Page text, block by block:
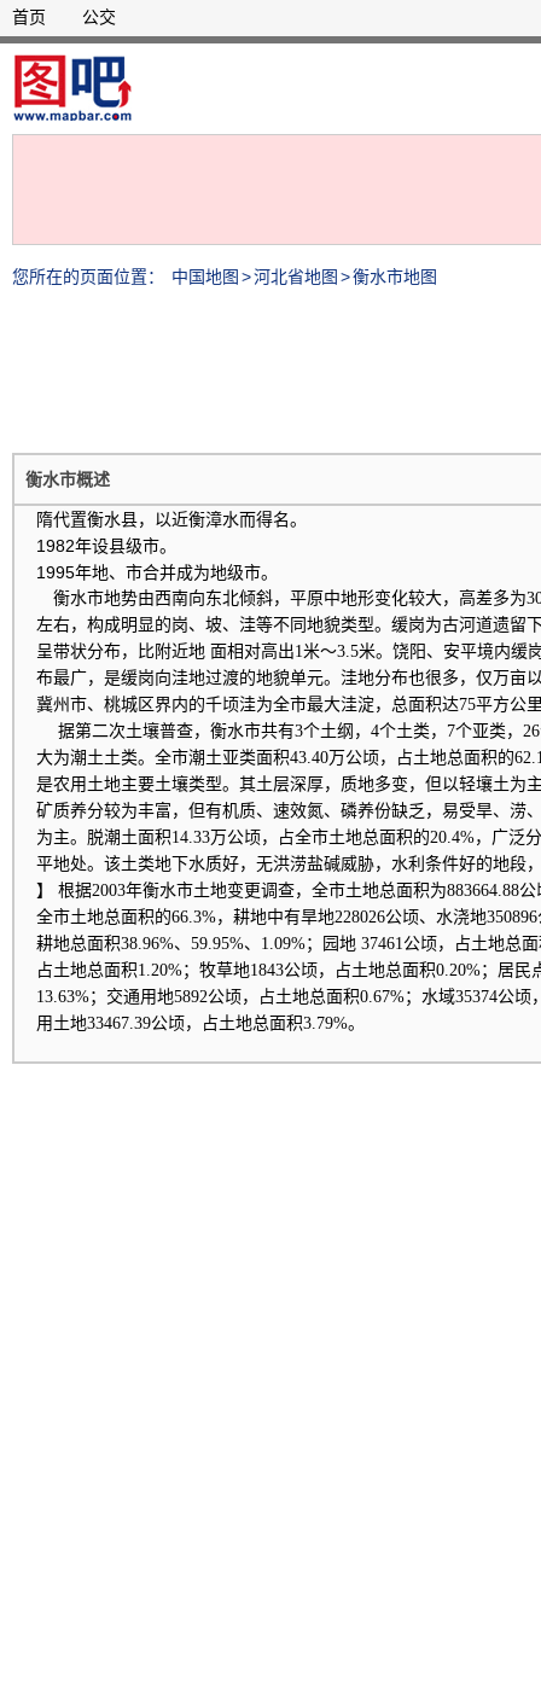
首页 公交
您所在的页面位置： 中国地图 >河北省地图 >衡水市地图
衡水市概述
隋代置衡水县，以近衡漳水而得名。
1982年设县级市。
1995年地、市合并成为地级市。
衡水市地势由西南向东北倾斜，平原中地形变化较大，高差多为
左右，构成明显的岗、坡、洼等不同地貌类型。缓岗为古河道遗留
呈带状分布，比附近地 面相对高出1米～3.5米。饶阳、安平境内缓
布最广，是缓岗向洼地过渡的地貌单元。洼地分布也很多，仅万亩
冀州市、桃城区界内的千顷洼为全市最大洼淀，总面积达75平方公
据第二次土壤普查，衡水市共有3个土纲，4个土类，7个亚类，
大为潮土土类。全市潮土亚类面积43.40万公顷，占土地总面积的
是农用土地主要土壤类型。其土层深厚，质地多变，但以轻壤土为
矿质养分较为丰富，但有机质、速效氮、磷养份缺乏，易受旱、涝
为主。脱潮土面积14.33万公顷，占全市土地总面积的20.4%，广泛
平地处。该土类地下水质好，无洪涝盐碱威胁，水利条件好的地段
】 根据2003年衡水市土地变更调查，全市土地总面积为883664.88
全市土地总面积的66.3%，耕地中有旱地228026公顷、水浇地
耕地总面积38.96%、59.95%、1.09%；园地 37461公顷，占土地总
占土地总面积1.20%；牧草地1843公顷，占土地总面积0.20%；居民
13.63%；交通用地5892公顷，占土地总面积0.67%；水域35374公
用土地33467.39公顷，占土地总面积3.79%。